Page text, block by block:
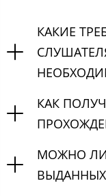
КАКИЕ
КАК
МОЖНО